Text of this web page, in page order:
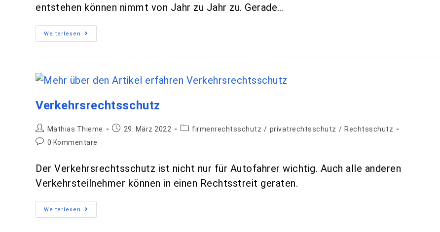
entstehen können nimmt von Jahr zu Jahr zu. Gerade…
Weiterlesen
Verkehrsrechtsschutz
Mathias Thieme 29. März 2022 firmenrechtsschutz / privatrechtsschutz / Rechtsschutz
0 Kommentare
Der Verkehrsrechtsschutz ist nicht nur für Autofahrer wichtig. Auch alle anderen
Verkehrsteilnehmer können in einen Rechtsstreit geraten.
Weiterlesen